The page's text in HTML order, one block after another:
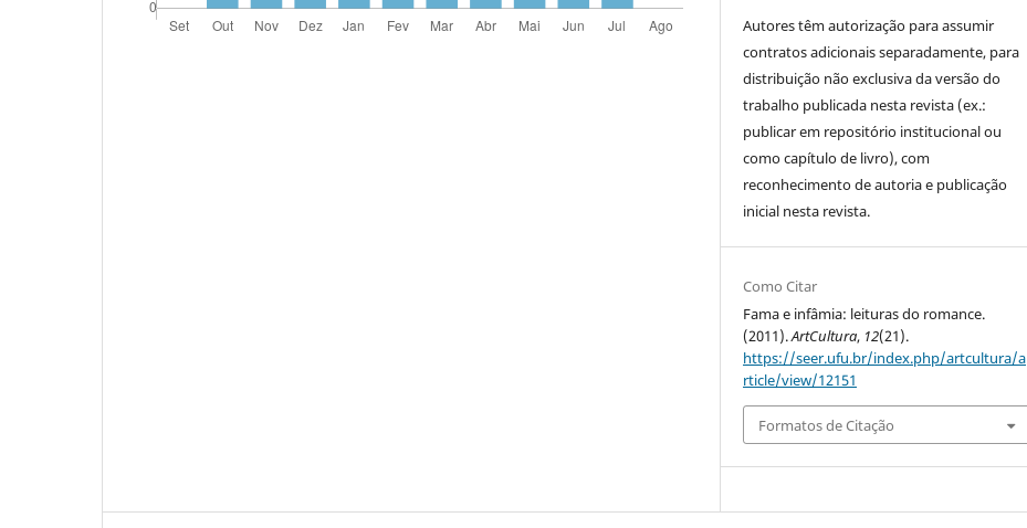
Autores têm autorização para assumir
contratos adicionais separadamente, para
distribuição não exclusiva da versão do
trabalho publicada nesta revista (ex.:
publicar em repositório institucional ou
como capítulo de livro), com
reconhecimento de autoria e publicação
inicial nesta revista.
Como Citar
Fama e infâmia: leituras do romance.
(2011).ArtCultura, 12(21).
https://seer.ufu.br/index.php/artcultura/a
rticle/view/12151
Formatos de Citação